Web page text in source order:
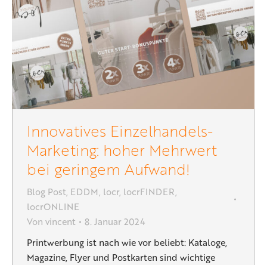
Innovatives Einzelhandels-
Marketing: hoher Mehrwert
bei geringem Aufwand!
Blog Post, EDDM, locr, locrFINDER,
locrONLINE
Von vincent
8. Januar 2024
Printwerbung ist nach wie vor beliebt: Kataloge,
Magazine, Flyer und Postkarten sind wichtige